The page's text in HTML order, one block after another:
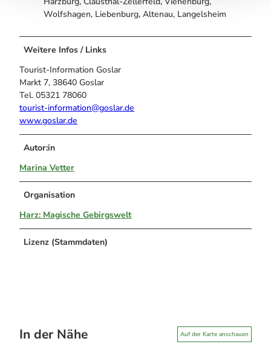
Wolfshagen, Liebenburg, Altenau, Langelsheim
Weitere Infos / Links
Tourist-Information Goslar
Markt 7, 38640 Goslar
Tel. 05321 78060
tourist-information@goslar.de
www.goslar.de
Autor:in
Marina Vetter
Organisation
Harz: Magische Gebirgswelt
Lizenz (Stammdaten)
In der Nähe Auf der Karte anschauen